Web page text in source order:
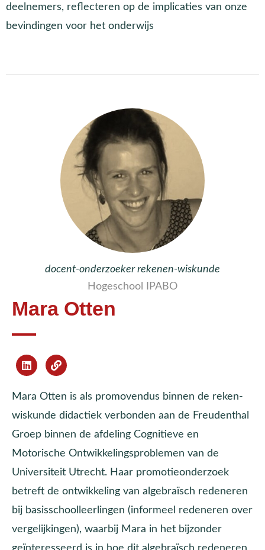
deelnemers, reflecteren op de implicaties van onze
bevindingen voor het onderwijs
docent-onderzoeker rekenen-wiskunde
Hogeschool IPABO
Mara Otten
Mara Otten is als promovendus binnen de reken-
wiskunde didactiek verbonden aan de Freudenthal
Groep binnen de afdeling Cognitieve en
Motorische Ontwikkelingsproblemen van de
Universiteit Utrecht. Haar promotieonderzoek
betreft de ontwikkeling van algebraïsch redeneren
bij basisschoolleerlingen (informeel redeneren over
vergelijkingen), waarbij Mara in het bijzonder
geïnteresseerd is in hoe dit algebraïsch redeneren